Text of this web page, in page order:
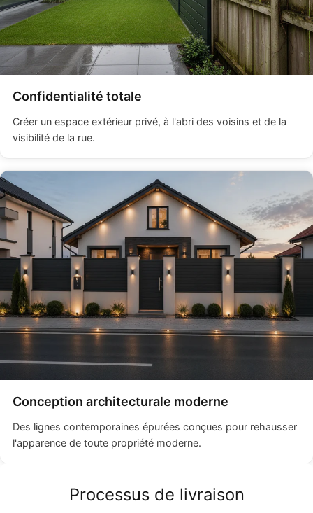
Confidentialité totale
Créer un espace extérieur privé, à l'abri des voisins et de la
visibilité de la rue.
Conception architecturale moderne
Des lignes contemporaines épurées conçues pour rehausser
l'apparence de toute propriété moderne.
Processus de livraison